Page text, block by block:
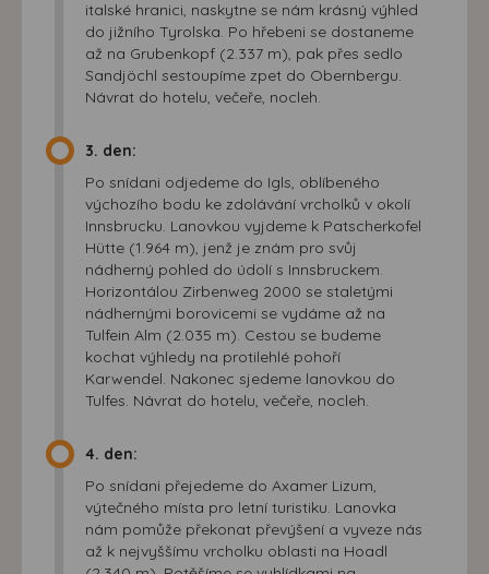
italské hranici, naskytne se nám krásný výhled
do jižního Tyrolska. Po hřebeni se dostaneme
až na Grubenkopf (2.337 m), pak přes sedlo
Sandjöchl sestoupíme zpet do Obernbergu.
Návrat do hotelu, večeře, nocleh.
3. den:
Po snídani odjedeme do Igls, oblíbeného
výchozího bodu ke zdolávání vrcholků v okolí
Innsbrucku. Lanovkou vyjdeme k Patscherkofel
Hütte (1.964 m), jenž je znám pro svůj
nádherný pohled do údolí s Innsbruckem.
Horizontálou Zirbenweg 2000 se staletými
nádhernými borovicemi se vydáme až na
Tulfein Alm (2.035 m). Cestou se budeme
kochat výhledy na protilehlé pohoří
Karwendel. Nakonec sjedeme lanovkou do
Tulfes. Návrat do hotelu, večeře, nocleh.
4. den:
Po snídani přejedeme do Axamer Lizum,
výtečného místa pro letní turistiku. Lanovka
nám pomůže překonat převýšení a vyveze nás
až k nejvyššímu vrcholku oblasti na Hoadl